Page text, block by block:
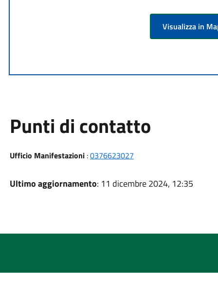
Visualizza in
Punti di contatto
Ufficio Manifestazioni:0376623027
Ultimo aggiornamento: 11 dicembre 2024, 12:35